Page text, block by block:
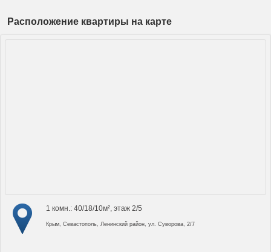
Расположение квартиры на карте
1 комн.: 40/18/10м², этаж 2/5
Крым, Севастополь, Ленинский район, ул. Суворова, 2/7